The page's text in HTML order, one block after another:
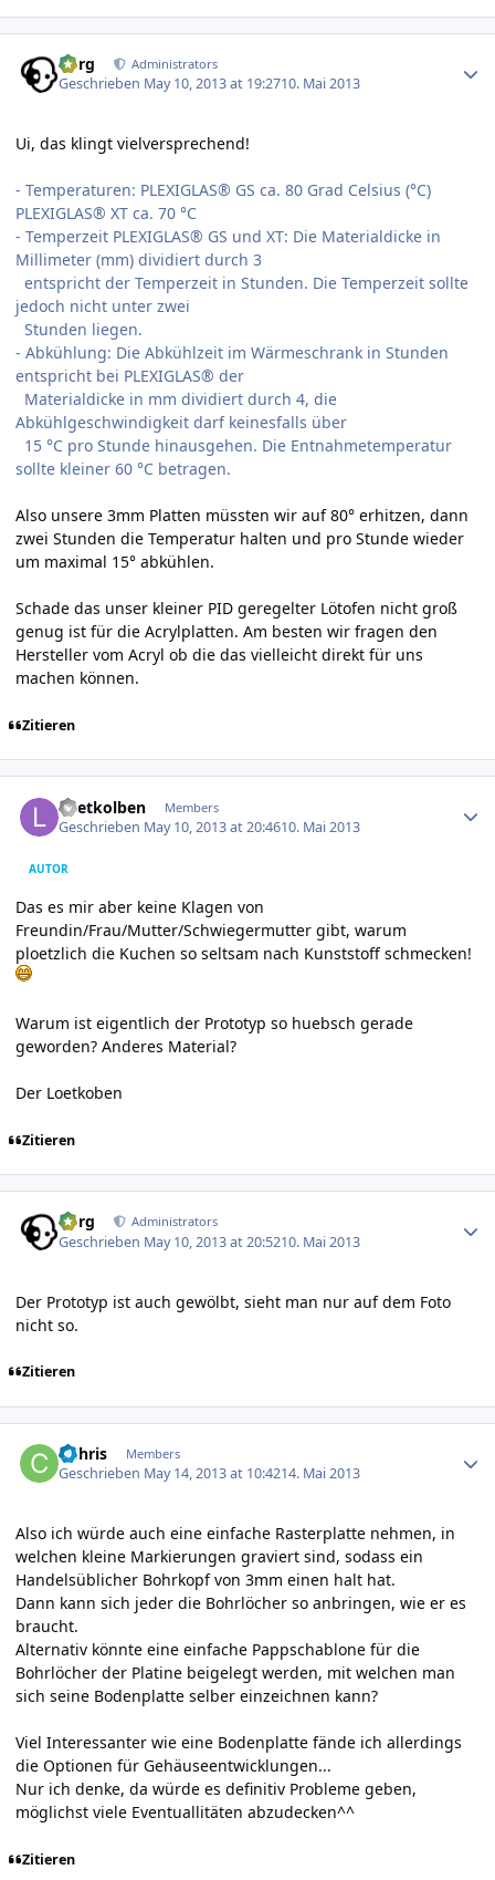
borg Administrators
Geschrieben May 10, 2013 at 19:2710. Mai 2013
Ui, das klingt vielversprechend!
- Temperaturen: PLEXIGLAS® GS ca. 80 Grad Celsius (°C)
PLEXIGLAS® XT ca. 70 °C
- Temperzeit PLEXIGLAS® GS und XT: Die Materialdicke in
Millimeter (mm) dividiert durch 3
entspricht der Temperzeit in Stunden. Die Temperzeit sollte
jedoch nicht unter zwei
Stunden liegen.
- Abkühlung: Die Abkühlzeit im Wärmeschrank in Stunden
entspricht bei PLEXIGLAS® der
Materialdicke in mm dividiert durch 4, die
Abkühlgeschwindigkeit darf keinesfalls über
15 °C pro Stunde hinausgehen. Die Entnahmetemperatur
sollte kleiner 60 °C betragen.
Also unsere 3mm Platten müssten wir auf 80° erhitzen, dann
zwei Stunden die Temperatur halten und pro Stunde wieder
um maximal 15° abkühlen.
Schade das unser kleiner PID geregelter Lötofen nicht groß
genug ist für die Acrylplatten. Am besten wir fragen den
Hersteller vom Acryl ob die das vielleicht direkt für uns
machen können.
Zitieren
Loetkolben Members
Geschrieben May 10, 2013 at 20:4610. Mai 2013
AUTOR
Das es mir aber keine Klagen von
Freundin/Frau/Mutter/Schwiegermutter gibt, warum
ploetzlich die Kuchen so seltsam nach Kunststoff schmecken!
Warum ist eigentlich der Prototyp so huebsch gerade
geworden? Anderes Material?
Der Loetkoben
Zitieren
borg Administrators
Geschrieben May 10, 2013 at 20:5210. Mai 2013
Der Prototyp ist auch gewölbt, sieht man nur auf dem Foto
nicht so.
Zitieren
CChris Members
Geschrieben May 14, 2013 at 10:4214. Mai 2013
Also ich würde auch eine einfache Rasterplatte nehmen, in
welchen kleine Markierungen graviert sind, sodass ein
Handelsüblicher Bohrkopf von 3mm einen halt hat.
Dann kann sich jeder die Bohrlöcher so anbringen, wie er es
braucht.
Alternativ könnte eine einfache Pappschablone für die
Bohrlöcher der Platine beigelegt werden, mit welchen man
sich seine Bodenplatte selber einzeichnen kann?
Viel Interessanter wie eine Bodenplatte fände ich allerdings
die Optionen für Gehäuseentwicklungen...
Nur ich denke, da würde es definitiv Probleme geben,
möglichst viele Eventuallitäten abzudecken^^
Zitieren